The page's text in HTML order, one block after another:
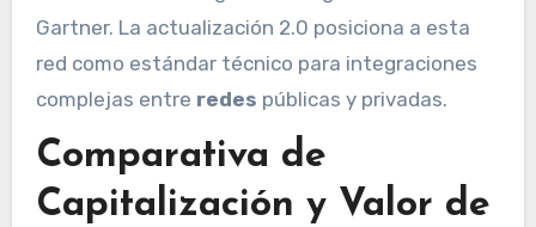
Gartner. La actualización 2.0 posiciona a esta
red como estándar técnico para integraciones
complejas entre redes públicas y privadas.
Comparativa de
Capitalización y Valor de